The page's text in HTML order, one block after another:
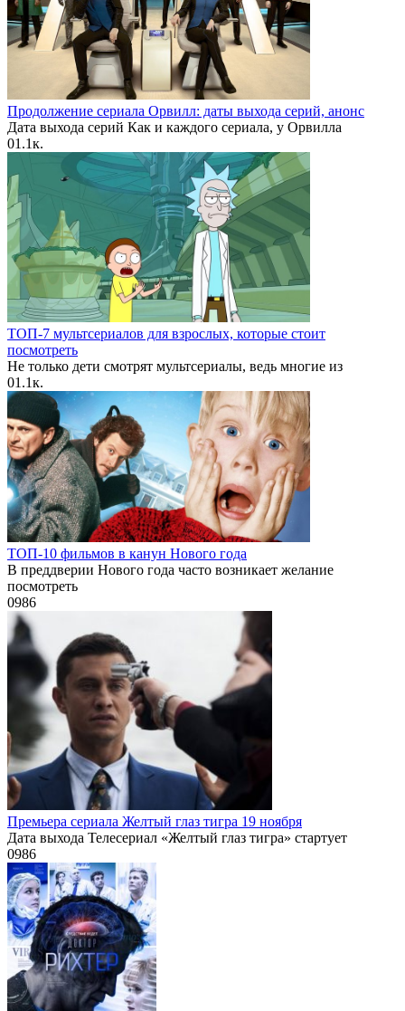
Продолжение сериала Орвилл: даты выхода серий, анонс
Дата выхода серий Как и каждого сериала, у Орвилла
01.1к.
ТОП-7 мультсериалов для взрослых, которые стоит
посмотреть
Не только дети смотрят мультсериалы, ведь многие из
01.1к.
ТОП-10 фильмов в канун Нового года
В преддверии Нового года часто возникает желание
посмотреть
0986
Премьера сериала Желтый глаз тигра 19 ноября
Дата выхода Телесериал «Желтый глаз тигра» стартует
0986